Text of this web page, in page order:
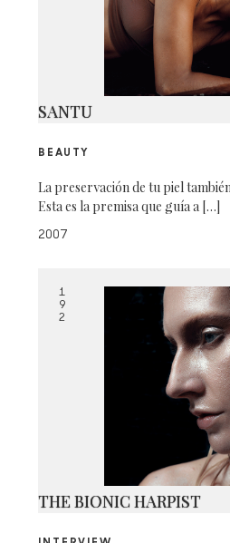
SANTU
BEAUTY
La preservación de tu piel
Esta es la premisa que guía a […]
2007
1
9
2
THE BIONIC HARPIST